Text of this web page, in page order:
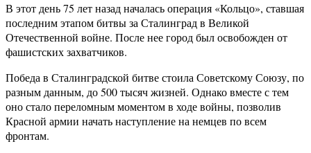
В этот день 75 лет назад началась операция «Кольцо», ставшая
последним этапом битвы за Сталинград в Великой
Отечественной войне. После нее город был освобожден от
фашистских захватчиков.
Победа в Сталинградской битве стоила Советскому Союзу, по
разным данным, до 500 тысяч жизней. Однако вместе с тем
оно стало переломным моментом в ходе войны, позволив
Красной армии начать наступление на немцев по всем
фронтам.